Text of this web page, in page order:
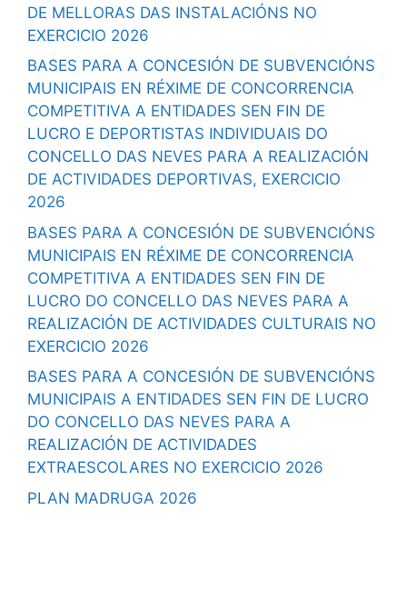
DE MELLORAS DAS INSTALACIÓNS NO
EXERCICIO 2026
BASES PARA A CONCESIÓN DE SUBVENCIÓNS
MUNICIPAIS EN RÉXIME DE CONCORRENCIA
COMPETITIVA A ENTIDADES SEN FIN DE
LUCRO E DEPORTISTAS INDIVIDUAIS DO
CONCELLO DAS NEVES PARA A REALIZACIÓN
DE ACTIVIDADES DEPORTIVAS, EXERCICIO
2026
BASES PARA A CONCESIÓN DE SUBVENCIÓNS
MUNICIPAIS EN RÉXIME DE CONCORRENCIA
COMPETITIVA A ENTIDADES SEN FIN DE
LUCRO DO CONCELLO DAS NEVES PARA A
REALIZACIÓN DE ACTIVIDADES CULTURAIS NO
EXERCICIO 2026
BASES PARA A CONCESIÓN DE SUBVENCIÓNS
MUNICIPAIS A ENTIDADES SEN FIN DE LUCRO
DO CONCELLO DAS NEVES PARA A
REALIZACIÓN DE ACTIVIDADES
EXTRAESCOLARES NO EXERCICIO 2026
PLAN MADRUGA 2026